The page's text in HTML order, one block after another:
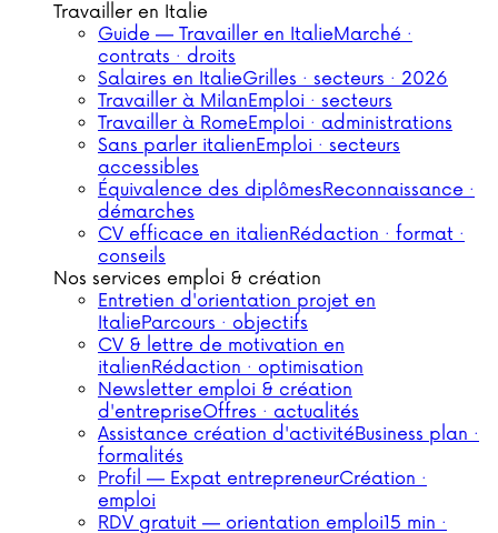
Travailler en Italie
Guide — Travailler en ItalieMarché ·
contrats · droits
Salaires en ItalieGrilles · secteurs · 2026
Travailler à MilanEmploi · secteurs
Travailler à RomeEmploi · administrations
Sans parler italienEmploi · secteurs
accessibles
Équivalence des diplômesReconnaissance ·
démarches
CV efficace en italienRédaction · format ·
conseils
Nos services emploi & création
Entretien d'orientation projet en
ItalieParcours · objectifs
CV & lettre de motivation en
italienRédaction · optimisation
Newsletter emploi & création
d'entrepriseOffres · actualités
Assistance création d'activitéBusiness plan ·
formalités
Profil — Expat entrepreneurCréation ·
emploi
RDV gratuit — orientation emploi15 min ·